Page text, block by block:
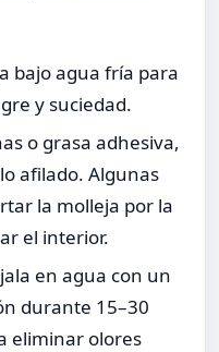
bajo agua fría para
y suciedad.
o grasa adhesiva,
afilado. Algunas
la molleja por la
el interior.
en agua con un
durante 15–30
eliminar olores